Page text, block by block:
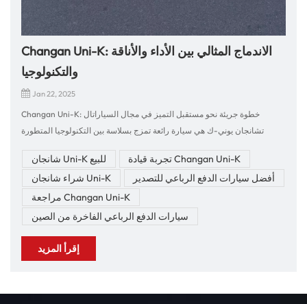
Changan Uni-K: الاندماج المثالي بين الأداء والأناقة
والتكنولوجيا
Jan 22, 2025
Changan Uni-K: خطوة جريئة نحو مستقبل التميز في مجال السياراتال
تشانجان يوني-ك هي سيارة رائعة تمزج بسلاسة بين التكنولوجيا المتطورة
ديناميكية توفر القوة والراحة، أو رحلة أنيقة تعكس نمط حياتك العصري، فإن Uni-
Changan Uni-K ولماذا تعتبر الخيار الأمثل لشراء سيارتك القادمة.انطباعات
القيادة: القوة والراحة في الانسجامإن قيادة سيارة Changan Uni-K هي تجربة
يوفر تسارعًا مذهلاً وأداءً سلسًا. سواء كنت تتسارع على الطرق السريعة أو
تتجول في شوارع المدينة، فإن السيارة تستجيب بدقة وثقة. تم ضبط نظام
الرحلة سلسة وثابتة حتى على الطرق غير المستوية أو الوعرة، مما يجعل
شانجان Uni-K للبيع
تجربة قيادة Changan Uni-K
شراء شانجان Uni-K
أفضل سيارات الدفع الرباعي للتصدير
مراجعة Changan Uni-K
سيارات الدفع الرباعي الفاخرة من الصين
إقرأ المزيد